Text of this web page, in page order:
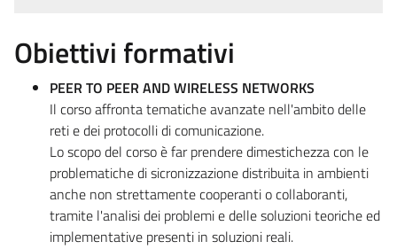
Obiettivi formativi
PEER TO PEER AND WIRELESS NETWORKS
Il corso affronta tematiche avanzate nell'ambito delle
reti e dei protocolli di comunicazione.
Lo scopo del corso è far prendere dimestichezza con le
problematiche di sicronizzazione distribuita in ambienti
anche non strettamente cooperanti o collaboranti,
tramite l'analisi dei problemi e delle soluzioni teoriche ed
implementative presenti in soluzioni reali.